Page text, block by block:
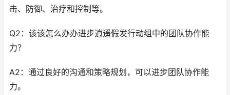
击、防御、治疗和控制等。
Q2：该该怎么办办进步逍遥假发行动组中的团队协作能
力？
A2：通过良好的沟通和策略规划，可以进步团队协作能
力。